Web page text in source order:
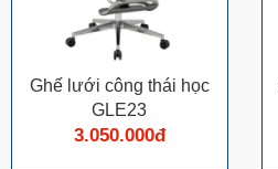
Ghế lưới công thái học
GLE23
3.050.000đ